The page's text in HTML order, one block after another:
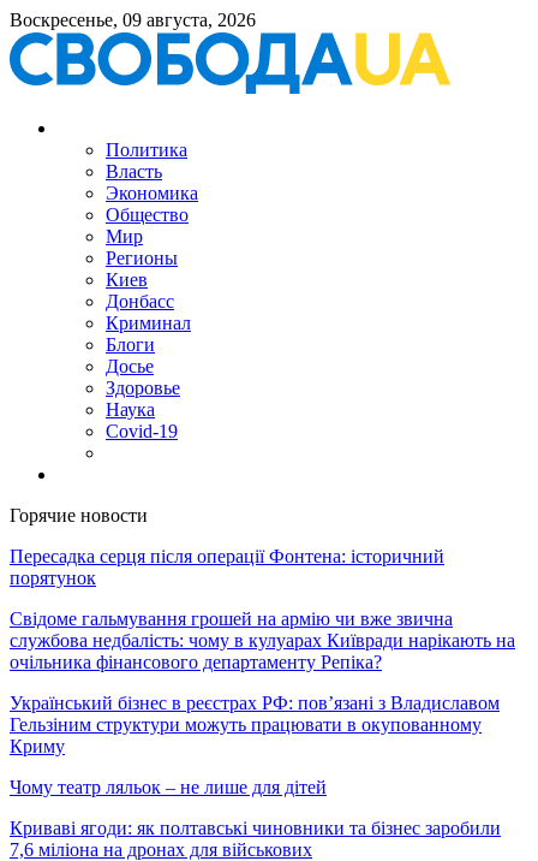
Воскресенье, 09 августа, 2026
Политика
Власть
Экономика
Общество
Мир
Регионы
Киев
Донбасс
Криминал
Блоги
Досье
Здоровье
Наука
Covid-19
Горячие новости
Пересадка серця після операції Фонтена: історичний
порятунок
Свідоме гальмування грошей на армію чи вже звична
службова недбалість: чому в кулуарах Київради нарікають на
очільника фінансового департаменту Репіка?
Український бізнес в реєстрах РФ: пов’язані з Владиславом
Гельзіним структури можуть працювати в окупованному
Криму
Чому театр ляльок – не лише для дітей
Криваві ягоди: як полтавські чиновники та бізнес заробили
7,6 міліона на дронах для військових